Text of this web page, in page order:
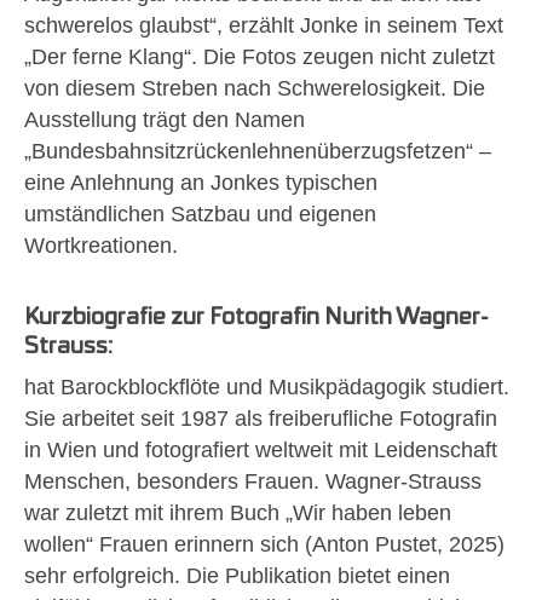
schwerelos glaubst“, erzählt Jonke in seinem Text
„Der ferne Klang“. Die Fotos zeugen nicht zuletzt
von diesem Streben nach Schwerelosigkeit. Die
Ausstellung trägt den Namen
„Bundesbahnsitzrückenlehnenüberzugsfetzen“ –
eine Anlehnung an Jonkes typischen
umständlichen Satzbau und eigenen
Wortkreationen.
Kurzbiografie zur Fotografin Nurith Wagner-
Strauss:
hat Barockblockflöte und Musikpädagogik studiert.
Sie arbeitet seit 1987 als freiberufliche Fotografin
in Wien und fotografiert weltweit mit Leidenschaft
Menschen, besonders Frauen. Wagner-Strauss
war zuletzt mit ihrem Buch „Wir haben leben
wollen“ Frauen erinnern sich (Anton Pustet, 2025)
sehr erfolgreich. Die Publikation bietet einen